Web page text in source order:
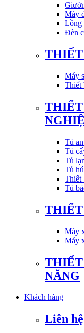
Máy
Lồng
Đèn
THIẾT
Máy
Thiết
Tủ
Tủ
Tủ
Tủ
Thiết
Tủ
Máy
Máy
NĂNG
Khách hàng
Liên hệ